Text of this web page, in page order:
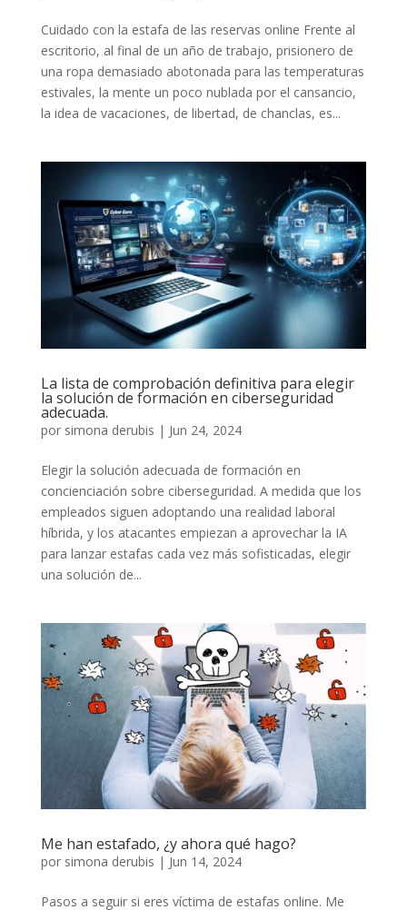
Cuidado con la estafa de las reservas online Frente al
escritorio, al final de un año de trabajo, prisionero de
una ropa demasiado abotonada para las temperaturas
estivales, la mente un poco nublada por el cansancio,
la idea de vacaciones, de libertad, de chanclas, es...
La lista de comprobación definitiva para elegir
la solución de formación en ciberseguridad
adecuada.
por simona derubis | Jun 24, 2024
Elegir la solución adecuada de formación en
concienciación sobre ciberseguridad. A medida que los
empleados siguen adoptando una realidad laboral
híbrida, y los atacantes empiezan a aprovechar la IA
para lanzar estafas cada vez más sofisticadas, elegir
una solución de...
Me han estafado, ¿y ahora qué hago?
por simona derubis | Jun 14, 2024
Pasos a seguir si eres víctima de estafas online. Me